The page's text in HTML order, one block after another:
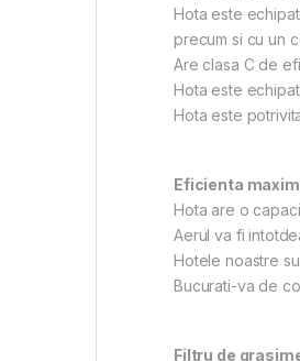
Hota este
precum si cu un
Are clasa C de
Hota este
Hota este
Eficienta
Hota are o
Aerul va fi
Hotele noastre
Bucurati-va de
Filtru de